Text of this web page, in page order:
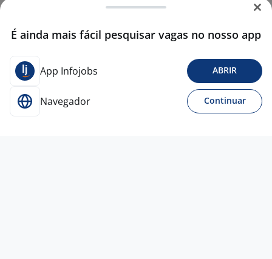
É ainda mais fácil pesquisar vagas no nosso app
App Infojobs ABRIR
Navegador Continuar